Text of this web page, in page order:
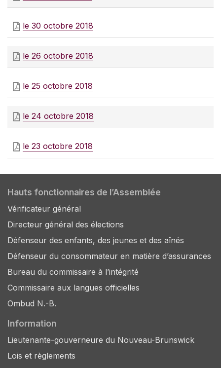
le 30 octobre 2018
le 26 octobre 2018
le 25 octobre 2018
le 24 octobre 2018
le 23 octobre 2018
Hauts fonctionnaires de l’Assemblée
Vérificateur général
Directeur général des élections
Défenseur des enfants, des jeunes et des aînés
Défenseur du consommateur en matière d’assurances
Bureau du commissaire à l’intégrité
Commissaire aux langues officielles
Ombud N.-B.
Information
Lieutenante-gouverneure du Nouveau-Brunswick
Lois et règlements